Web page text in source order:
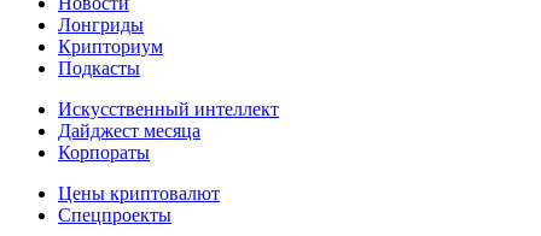
Лонгриды
Крипториум
Подкасты
Искусственный интеллект
Дайджест месяца
Корпораты
Цены криптовалют
Спецпроекты